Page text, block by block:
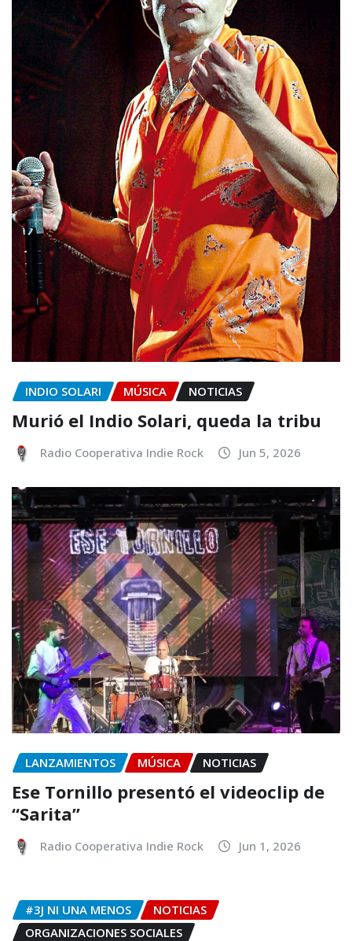
INDIO SOLARI MÚSICA NOTICIAS
Murió el Indio Solari, queda la tribu
Radio Cooperativa Indie Rock Jun 5, 2026
LANZAMIENTOS MÚSICA NOTICIAS
Ese Tornillo presentó el videoclip de
“Sarita”
Radio Cooperativa Indie Rock Jun 1, 2026
#3J NI UNA MENOS
NOTICIAS
ORGANIZACIONES SOCIALES